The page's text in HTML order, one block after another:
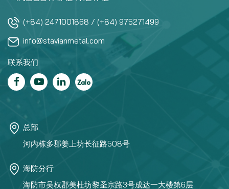
(+84) 2471001868 / (+84) 975271499
info@stavianmetal.com
联系我们
总部
河内栋多郡姜上坊长征路508号
海防分行
海防市吴权郡美杜坊黎圣宗路3号成达一大楼第6层